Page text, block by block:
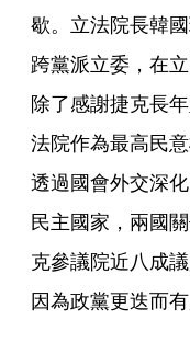
歇。立法院長韓
跨黨派立委，在
除了感謝捷克長
法院作為最高民
透過國會外交深
民主國家，兩國
克參議院近八成
因為政黨更迭而有